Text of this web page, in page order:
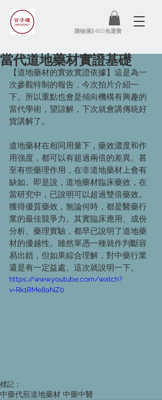
​購物滿$450免運費
當代道地藥材實證基礎
【道地藥材的實效實證依據】這是為一
次參觀特制的報告，今次拍片介紹一
下。所以重點也會是傾向機構有興趣的
當代學術，望諒解，下次就會講傳統好
貨講解了。
道地藥材在相同用量下，藥效濃度和作
用強度，都可以有超過兩倍的差異。甚
至有些藥理作用，在非道地藥材上會有
缺如。即是說，道地藥材臨床藥效，在
當研究中，已說明可以超過雙倍藥效。
獲得優質藥效，無論何時，都是醫藥行
業的最佳競爭力。其實臨床應用、成份
分析、藥理實驗，都早已說明了道地藥
材的優越性。雖然單憑一種就作判斷容
易出錯，但如果綜合理解，對中藥行業
還是有一定益處。這次就說明一下。
https://www.youtube.com/watch?
v=Rk1RMe8aNZ0
標記：
中藥代煎道地藥材 中藥中醫